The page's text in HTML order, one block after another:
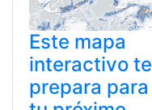
Este mapa
interactivo te
prepara para